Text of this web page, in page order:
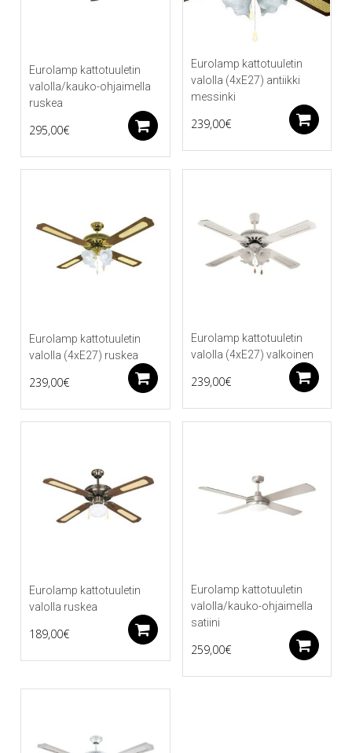
Eurolamp kattotuuletin
valolla/kauko-ohjaimella
ruskea
295,00€ Lisää ostoskoriin
Eurolamp kattotuuletin
valolla (4xE27) antiikki
messinki
239,00€
Eurolamp kattotuuletin
valolla (4xE27) ruskea
239,00€ Lisää ostoskoriin
Eurolamp kattotuuletin
valolla (4xE27) valkoinen
239,00€
Eurolamp kattotuuletin
valolla ruskea
189,00€ Lisää ostoskoriin
Eurolamp kattotuuletin
valolla/kauko-ohjaimella
satiini
259,00€